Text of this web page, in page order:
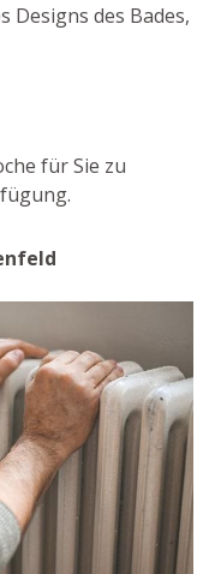
Designs des Bades,
für Sie zu